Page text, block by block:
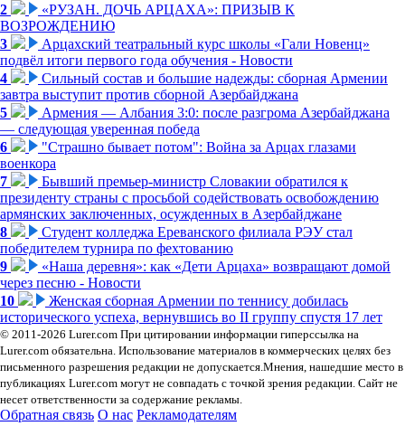
2
«РУЗАН. ДОЧЬ АРЦАХА»: ПРИЗЫВ К
ВОЗРОЖДЕНИЮ
3
Арцахский театральный курс школы «Гали Новенц»
подвёл итоги первого года обучения - Новости
4
Сильный состав и большие надежды: сборная Армении
завтра выступит против сборной Азербайджана
5
Армения — Албания 3:0: после разгрома Азербайджана
— следующая уверенная победа
6
"Страшно бывает потом": Война за Арцах глазами
военкора
7
Бывший премьер-министр Словакии обратился к
президенту страны с просьбой содействовать освобождению
армянских заключенных, осужденных в Азербайджане
8
Студент колледжа Ереванского филиала РЭУ стал
победителем турнира по фехтованию
9
«Наша деревня»: как «Дети Арцаха» возвращают домой
через песню - Новости
10
Женская сборная Армении по теннису добилась
исторического успеха, вернувшись во II группу спустя 17 лет
© 2011-2026 Lurer.com При цитировании информации гиперссылка на
Lurer.com обязательна. Использование материалов в коммерческих целях без
письменного разрешения редакции не допускается.Мнения, нашедшие место в
публикациях Lurer.com могут не совпадать с точкой зрения редакции. Сайт не
несет ответственности за содержание рекламы.
Обратная связь О нас Рекламодателям